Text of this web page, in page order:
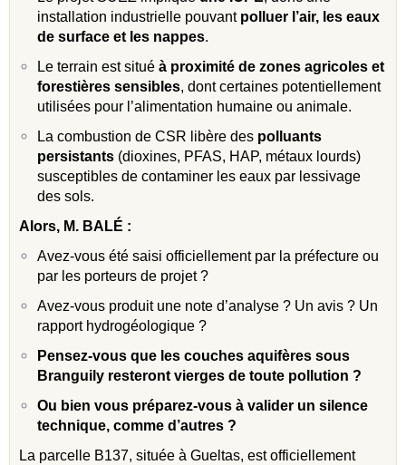
installation industrielle pouvant polluer l’air, les eaux
de surface et les nappes.
Le terrain est situé à proximité de zones agricoles et
forestières sensibles, dont certaines potentiellement
utilisées pour l’alimentation humaine ou animale.
La combustion de CSR libère des polluants
persistants (dioxines, PFAS, HAP, métaux lourds)
susceptibles de contaminer les eaux par lessivage
des sols.
Alors, M. BALÉ :
Avez-vous été saisi officiellement par la préfecture ou
par les porteurs de projet ?
Avez-vous produit une note d’analyse ? Un avis ? Un
rapport hydrogéologique ?
Pensez-vous que les couches aquifères sous
Branguily resteront vierges de toute pollution ?
Ou bien vous préparez-vous à valider un silence
technique, comme d’autres ?
La parcelle B137, située à Gueltas, est officiellement